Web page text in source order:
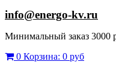
info@energo-kv.ru
Минимальный заказ 3000
0 Корзина: 0 руб